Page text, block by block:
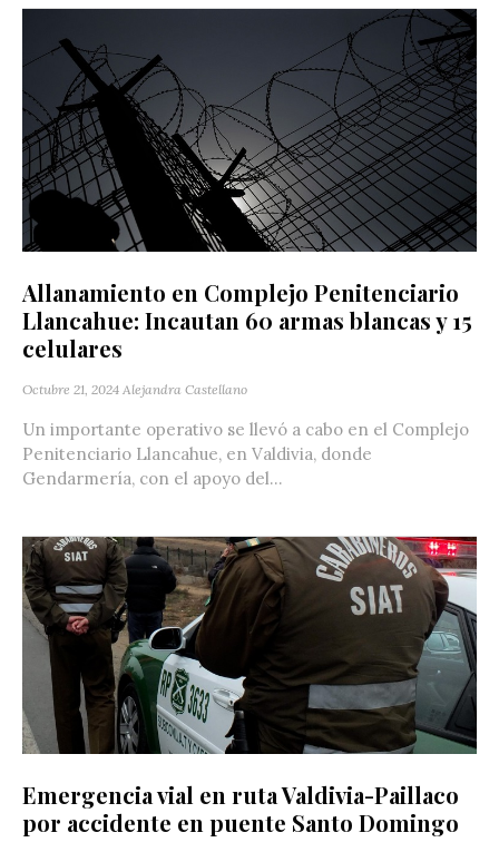
Allanamiento en Complejo Penitenciario
Llancahue: Incautan 60 armas blancas y 15
celulares
Octubre 21, 2024 Alejandra Castellano
Un importante operativo se llevó a cabo en el Complejo
Penitenciario Llancahue, en Valdivia, donde
Gendarmería, con el apoyo del...
Emergencia vial en ruta Valdivia-Paillaco
por accidente en puente Santo Domingo